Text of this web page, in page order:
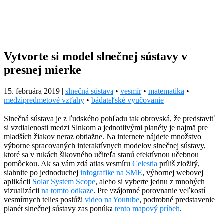
Vytvorte si model slnečnej sústavy v
presnej mierke
15. februára 2019 | slnečná sústava • vesmír• matematika •
medzipredmetové vzťahy • bádateľské vyučovanie
Slnečná sústava je z ľudského pohľadu tak obrovská, že predstaviť
si vzdialenosti medzi Slnkom a jednotlivými planéty je najmä pre
mladších žiakov neraz obtiažne. Na internete nájdete množstvo
výborne spracovaných interaktívnych modelov slnečnej sústavy,
ktoré sa v rukách šikovného učiteľa stanú efektívnou učebnou
pomôckou. Ak sa vám zdá atlas vesmíru Celestia príliš zložitý,
siahnite po jednoduchej infografike na SME, výbornej webovej
aplikácii Solar System Scope, alebo si vyberte jednu z mnohých
vizualizácii na tomto odkaze. Pre vzájomné porovnanie veľkostí
vesmírnych telies poslúži video na Youtube, podrobné predstavenie
planét slnečnej sústavy zas ponúka tento mapový príbeh.